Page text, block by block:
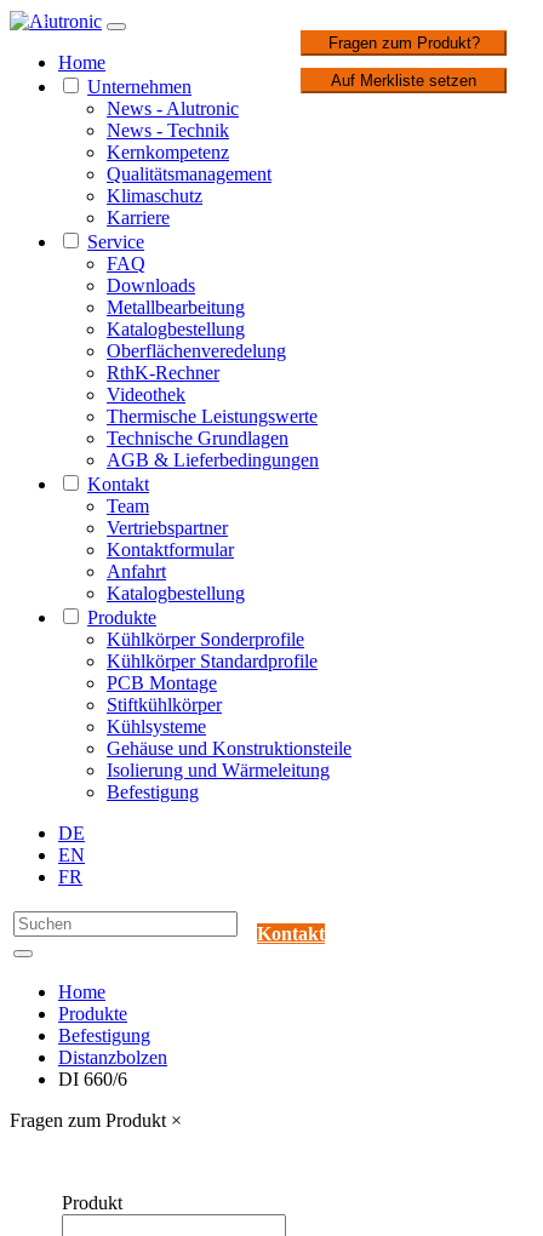
Home
Unternehmen
News - Alutronic
News - Technik
Kernkompetenz
Qualitätsmanagement
Klimaschutz
Karriere
Service
FAQ
Downloads
Metallbearbeitung
Katalogbestellung
Oberflächenveredelung
RthK-Rechner
Videothek
Thermische Leistungswerte
Technische Grundlagen
AGB & Lieferbedingungen
Kontakt
Team
Vertriebspartner
Kontaktformular
Anfahrt
Katalogbestellung
Produkte
Kühlkörper Sonderprofile
Kühlkörper Standardprofile
PCB Montage
Stiftkühlkörper
Kühlsysteme
Gehäuse und Konstruktionsteile
Isolierung und Wärmeleitung
Befestigung
DE
EN
FR
Kontakt
Home
Produkte
Befestigung
Distanzbolzen
DI 660/6
Fragen zum Produkt ×
Produkt
Fragen zum Produkt?
Auf Merkliste setzen
1 / 2